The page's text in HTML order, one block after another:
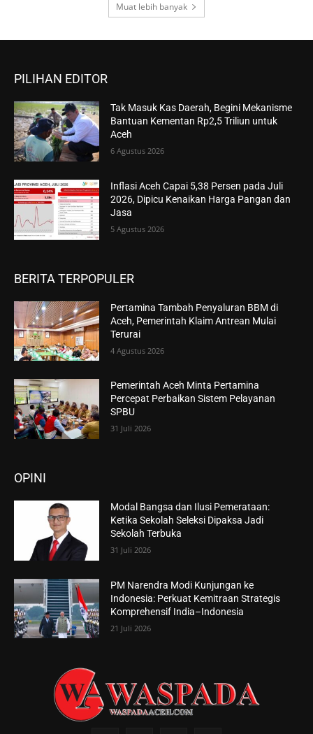
Muat lebih banyak
PILIHAN EDITOR
Tak Masuk Kas Daerah, Begini Mekanisme
Bantuan Kementan Rp2,5 Triliun untuk
Aceh
6 Agustus 2026
Inflasi Aceh Capai 5,38 Persen pada Juli
2026, Dipicu Kenaikan Harga Pangan dan
Jasa
5 Agustus 2026
BERITA TERPOPULER
Pertamina Tambah Penyaluran BBM di
Aceh, Pemerintah Klaim Antrean Mulai
Terurai
4 Agustus 2026
Pemerintah Aceh Minta Pertamina
Percepat Perbaikan Sistem Pelayanan
SPBU
31 Juli 2026
OPINI
Modal Bangsa dan Ilusi Pemerataan:
Ketika Sekolah Seleksi Dipaksa Jadi
Sekolah Terbuka
31 Juli 2026
PM Narendra Modi Kunjungan ke
Indonesia: Perkuat Kemitraan Strategis
Komprehensif India–Indonesia
21 Juli 2026